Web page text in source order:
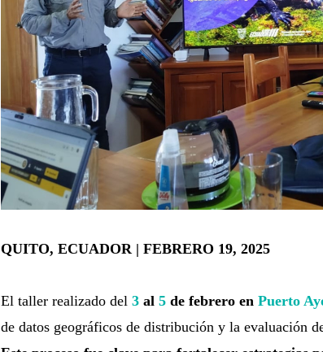
QUITO, ECUADOR | FEBRERO 19, 2025
El taller realizado del 3al 5de febrero en Puerto
de datos geográficos de distribución y la evaluación